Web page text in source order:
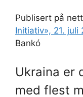
Publisert på
Initiativ», 21. juli
Bankó
Ukraina er
med flest